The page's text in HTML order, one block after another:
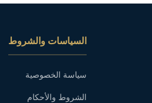
السياسات والشروط
سياسة الخصوصية
الشروط والأحكام